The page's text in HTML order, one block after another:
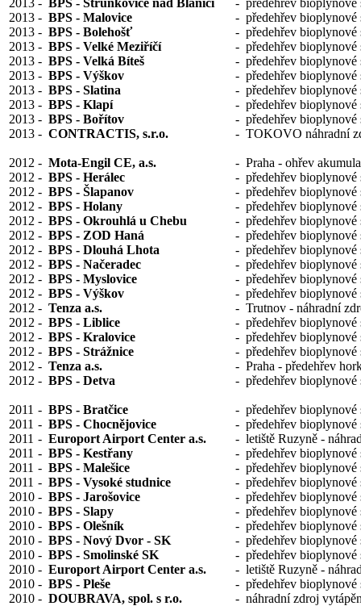
2013 - BPS - Strunkovice nad Blanicí - předehřev bioplynové
2013 - BPS - Malovice - předehřev bioplynové
2013 - BPS - Bolehošť - předehřev bioplynové
2013 - BPS - Velké Meziříčí - předehřev bioplynové
2013 - BPS - Velká Bíteš - předehřev bioplynové
2013 - BPS - Výškov - předehřev bioplynové
2013 - BPS - Slatina - předehřev bioplynové
2013 - BPS - Klapí - předehřev bioplynové
2013 - BPS - Bořítov - předehřev bioplynové
2013 - CONTRACTIS, s.r.o. - TOKOVO náhradní
2012 - Mota-Engil CE, a.s. - Praha - ohřev
2012 - BPS - Herálec - předehřev bioplynové
2012 - BPS - Šlapanov - předehřev bioplynové
2012 - BPS - Holany - předehřev bioplynové
2012 - BPS - Okrouhlá u Chebu - předehřev bioplynové
2012 - BPS - ZOD Haná - předehřev bioplynové
2012 - BPS - Dlouhá Lhota - předehřev bioplynové
2012 - BPS - Načeradec - předehřev bioplynové
2012 - BPS - Myslovice - předehřev bioplynové
2012 - BPS - Výškov - předehřev bioplynové
2012 - Tenza a.s. - Trutnov - náhradní
2012 - BPS - Liblice - předehřev bioplynové
2012 - BPS - Kralovice - předehřev bioplynové
2012 - BPS - Strážnice - předehřev bioplynové
2012 - Tenza a.s. - Praha - předehřev
2012 - BPS - Detva - předehřev bioplynové
2011 - BPS - Bratčice - předehřev bioplynové
2011 - BPS - Chocnějovice - předehřev bioplynové
2011 - Europort Airport Center a.s. - letiště Ruzyně -
2011 - BPS - Kestřany - předehřev bioplynové
2011 - BPS - Malešice - předehřev bioplynové
2011 - BPS - Vysoké studnice - předehřev bioplynové
2010 - BPS - Jarošovice - předehřev bioplynové
2010 - BPS - Slapy - předehřev bioplynové
2010 - BPS - Olešník - předehřev bioplynové
2010 - BPS - Nový Dvor - SK - předehřev bioplynové
2010 - BPS - Smolinské SK - předehřev bioplynové
2010 - Europort Airport Center a.s. - letiště Ruzyně -
2010 - BPS - Pleše - předehřev bioplynové
2010 - DOUBRAVA, spol. s r.o. - náhradní zdroj